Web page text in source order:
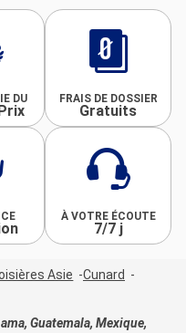
DU FRAIS DE DOSSIER
Gratuits
À VOTRE ÉCOUTE
7/7 j
Asie
Cunard
Guatemala, Mexique,